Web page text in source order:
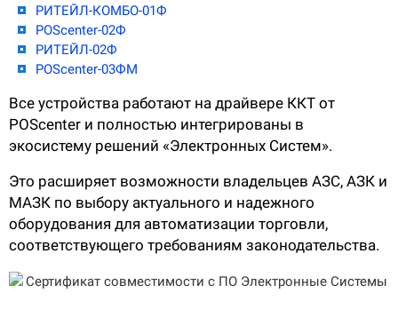
ОТЗЫВЫ О НАС
СЕРТИФИКАТЫ
ПОЛЕЗНЫЕ РЕСУРСЫ
Самая актуальная и необходимая информация о нововведениях и
технической составляющей ассортимента «POScenter».
НОВОСТИ ЖУРНАЛ КОНФЕРЕНЦИИ
+7 (495) 518-94-41 info@poscenter.ru
РИТЕЙЛ-КОМБО-01Ф
POScenter-02Ф
РИТЕЙЛ-02Ф
POScenter-03ФМ
Все устройства работают на драйвере ККТ от
POScenter и полностью интегрированы в
экосистему решений «Электронных Систем».
Это расширяет возможности владельцев АЗС, АЗК и
МАЗК по выбору актуального и надежного
оборудования для автоматизации торговли,
соответствующего требованиям законодательства.